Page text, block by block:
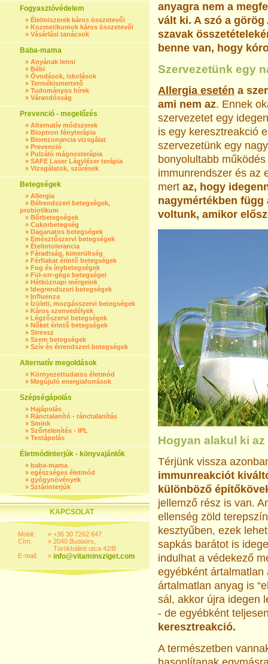
Fogyasztóvédelem
» Élelmiszerek káros összetevői
» Kozmetikumok káros összetevői
» Vásárlási tanácsok
Baba-mama
» Anyának lenni
» Bébi
» Óvodások, iskolások
» Termékismertető
» Tudományos hírek
» Várandósság
Prevenció - megelőzés
» Alternatív módszerek
» Bioptron fényterápia
» Biorezonancia vizsgálat
» Prevenció
» Pulzáló mágnesterápia
» SAFE Laser Lágylézer terápia
» Vizsgálatok, szűrések
Betegségek
» Allergia
» Bélrendszeri betegségek,
probiotikum
» Bőrbetegségek
» Cukorbetegség
» Daganatos betegségek
» Emésztőszervi betegségek
» Ételintolerancia
» Fáradtság, kimerültség
» Férfiakat érintő betegségek
» Fog és ínybetegségek
» Fül-orr-gége betegségei
» Hétköznapi mérgeink
» Idegrendszeri betegségek
» Influenza
» Ízületi, mozgásszervi betegségek
» Káros szenvedélyek
» Légzőszervi betegségek
» Nőket érintő betegségek
» Stressz
» Szem betegségek
» Szív és érrendszeri betegségek
Alternatív megoldások
» Környezettudatos életmód
» Megújuló energiaforrások
Szépségápolás
» Hajápolás
» Ránctalanító - ránctalanítás
» Smink
» Szőrtelenítés - IPL
» Testápolás
Életmódinterjúk - könyvajánlók
» baba-mama
» egészséges életmód
» gyógynövények
» Sztárinterjúk
KAPCSOLAT
Mobil:
Cím:
E-mail:
»
»
»
+36 30 7262 647
2040 Budaörs,
Törökbálinti utca 42/B
info@vitaminsziget.com
anyagra nem a
vált ki. A szó a
szavak
benne van, hogy
Szervezetünk egy
Allergia esetén a
ami nem az. Ennek
szervezetet egy
is egy keresztreakció
szervezetünk egy
bonyolultabb
immunrendszer és az
mert az, hogy
nagymértékben
voltunk, amikor
Hogyan alakul ki
Térjünk vissza
immunreakciót
különböző
jellemző rész is van.
ellenség zöld
kesztyűben, ezek
sapkás barátot is
indulhat a védekező
egyébként
ártalmatlan anyag is
sál, akkor újra idegen
- de egyébként
keresztreakció.
A természetben